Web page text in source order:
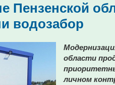
Пензенской
водозабор
области
личном